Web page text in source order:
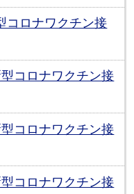
コロナワクチン接
コロナワクチン接
コロナワクチン接
コロナワクチン接